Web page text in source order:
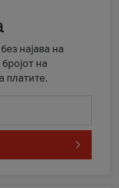
најава на
на
платите.